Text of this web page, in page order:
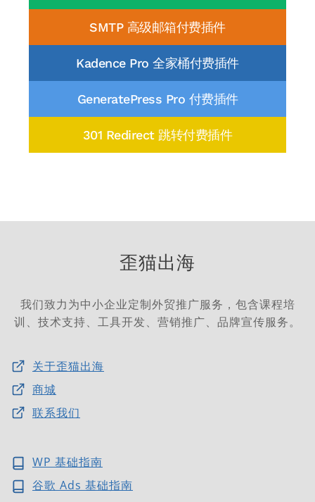
SMTP 高级邮箱付费插件
Kadence Pro 全家桶付费插件
GeneratePress Pro 付费插件
301 Redirect 跳转付费插件
歪猫出海
我们致力为中小企业定制外贸推广服务，包含课程培
训、技术支持、工具开发、营销推广、品牌宣传服务。
关于歪猫出海
商城
联系我们
WP 基础指南
谷歌 Ads 基础指南